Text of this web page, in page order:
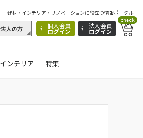
建材・インテリア・リノベーションに役立つ情報ポータル
個人会員
ログイン
法人会員
ログイン
check
インテリア 特集